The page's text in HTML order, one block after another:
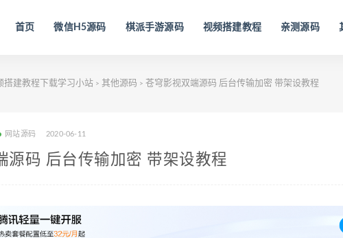
首页 微信H5源码 棋派手游源码 视频搭建教程 亲测源码
搭建教程下载学习小站 > 其他源码 > 苍穹影视双端源码 后台传输加密 带架设教程
网站源码 2020-06-11
源码 后台传输加密 带架设教程